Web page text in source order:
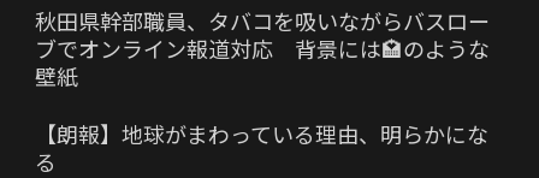
秋田県幹部職員、タバコを吸いながらバスロー
ブでオンライン報道対応 背景には🏩のような
壁紙
【朗報】地球がまわっている理由、明らかにな
る